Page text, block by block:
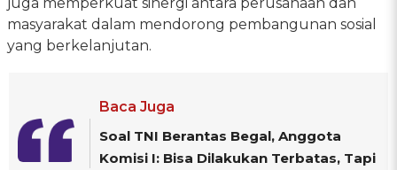
masyarakat dalam mendorong pembangunan sosial
yang berkelanjutan.
Baca Juga
Soal TNI Berantas Begal, Anggota
Komisi I: Bisa Dilakukan Terbatas, Tapi